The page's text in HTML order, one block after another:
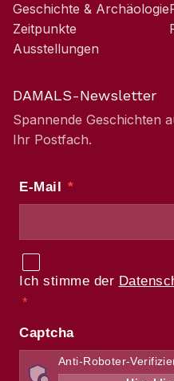
Geschichte & Archäologie
Zeitpunkte
Ausstellungen
DAMALS-Newsletter
Spannende Geschichten
Ihr Postfach.